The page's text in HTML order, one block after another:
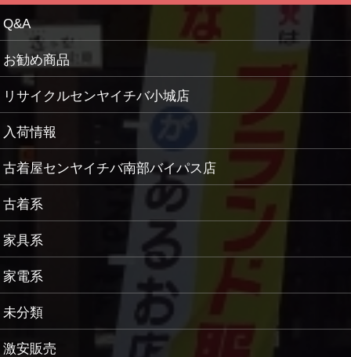
Q&A
お勧め商品
リサイクルセンヤイチバ小城店
入荷情報
古着屋センヤイチバ南部バイパス店
古着系
家具系
家電系
未分類
激安販売